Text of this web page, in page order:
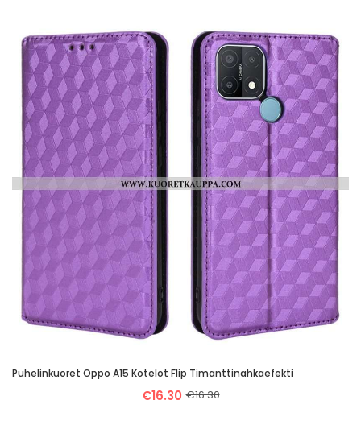
Puhelinkuoret Oppo A15 Kotelot Flip Timanttinahkaefekti
€16.30 €16.30